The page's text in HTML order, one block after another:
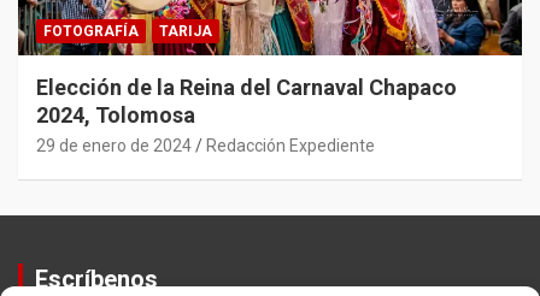
FOTOGRAFÍA TARIJA
Elección de la Reina del Carnaval Chapaco
2024, Tolomosa
29 de enero de 2024 Redacción Expediente
Escríbenos